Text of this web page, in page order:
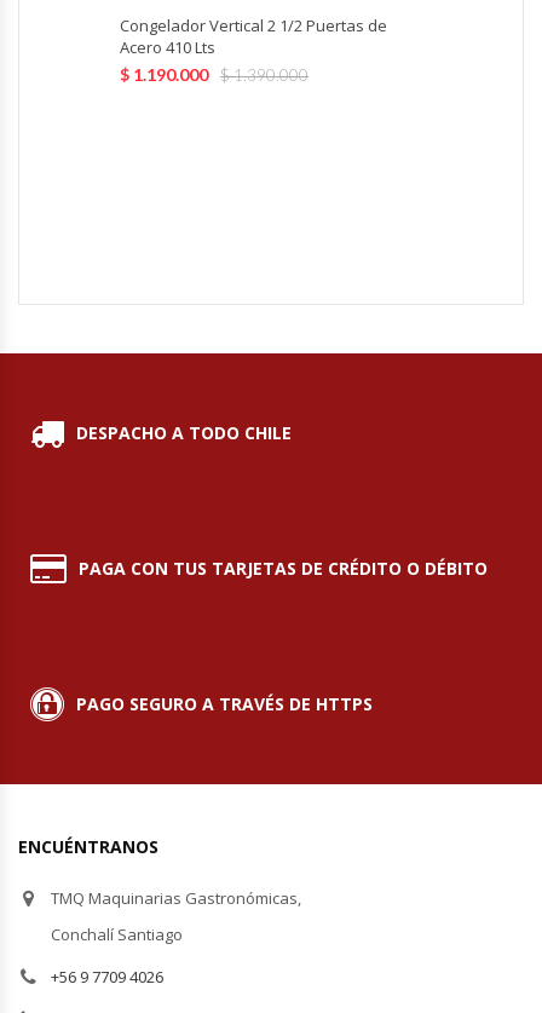
Hornos Industriales
Laminadora De Masas
Mesones Saladette
Moledoras De Carne
Mural De Lácteos
Ovilladoras – Divisoras De Masa
Peladora De Papas
Congelador Vertical 2 1/2 Puertas de
Acero 410 Lts
$1.390.000
$ 1.190.000
DESPACHO A TODO CHILE
PAGA CON TUS TARJETAS DE CRÉDITO O DÉBITO
PAGO SEGURO A TRAVÉS DE HTTPS
ENCUÉNTRANOS
TMQ Maquinarias Gastronómicas,
Conchalí Santiago
+56 9 7709 4026